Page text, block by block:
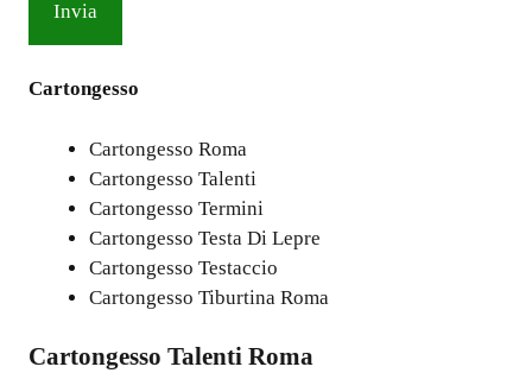
Cartongesso
Cartongesso Roma
Cartongesso Talenti
Cartongesso Termini
Cartongesso Testa Di Lepre
Cartongesso Testaccio
Cartongesso Tiburtina Roma
Cartongesso Talenti Roma